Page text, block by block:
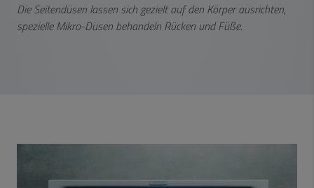
Die Seitendüsen lassen sich gezielt auf den Körper ausrichten,
spezielle Mikro-Düsen behandeln Rücken und Füße.